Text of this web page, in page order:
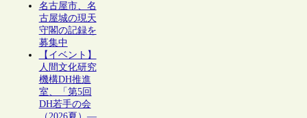
名古屋市、名
古屋城の現天
守閣の記録を
募集中
【イベント】
人間文化研究
機構DH推進
室、「第5回
DH若手の会